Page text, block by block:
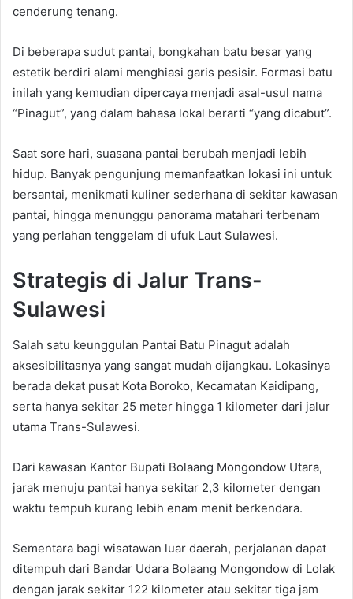
cenderung tenang.
Di beberapa sudut pantai, bongkahan batu besar yang
estetik berdiri alami menghiasi garis pesisir. Formasi batu
inilah yang kemudian dipercaya menjadi asal-usul nama
“Pinagut”, yang dalam bahasa lokal berarti “yang dicabut”.
Saat sore hari, suasana pantai berubah menjadi lebih
hidup. Banyak pengunjung memanfaatkan lokasi ini untuk
bersantai, menikmati kuliner sederhana di sekitar kawasan
pantai, hingga menunggu panorama matahari terbenam
yang perlahan tenggelam di ufuk Laut Sulawesi.
Strategis di Jalur Trans-
Sulawesi
Salah satu keunggulan Pantai Batu Pinagut adalah
aksesibilitasnya yang sangat mudah dijangkau. Lokasinya
berada dekat pusat Kota Boroko, Kecamatan Kaidipang,
serta hanya sekitar 25 meter hingga 1 kilometer dari jalur
utama Trans-Sulawesi.
Dari kawasan Kantor Bupati Bolaang Mongondow Utara,
jarak menuju pantai hanya sekitar 2,3 kilometer dengan
waktu tempuh kurang lebih enam menit berkendara.
Sementara bagi wisatawan luar daerah, perjalanan dapat
ditempuh dari Bandar Udara Bolaang Mongondow di Lolak
dengan jarak sekitar 122 kilometer atau sekitar tiga jam